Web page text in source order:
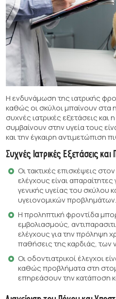
Η ενδυνάμωση της ιατρικής
καθώς οι σκύλοι μπαίνουν στα
συχνές ιατρικές εξετάσεις
συμβαίνουν στην υγεία τους
και την έγκαιρη αντιμετώπιση
Συχνές Ιατρικές Εξετάσεις
Οι τακτικές επισκέψεις
ελέγχους είναι
γενικής υγείας του σκύλου
υγειονομικών προβλημάτων.
Η προληπτική φροντίδα
εμβολιασμούς,
ελέγχους για την
παθήσεις της καρδιάς,
Οι οδοντιατρικοί έλεγχοι
καθώς προβλήματα στη
επηρεάσουν την κατάποση